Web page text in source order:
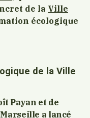
de la Ville
écologique
de la Ville
Payan et de
a lancé